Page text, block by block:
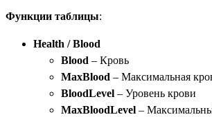
Функции таблицы:
Health / Blood
Blood – Кровь
MaxBlood – Максимальная
BloodLevel – Уровень крови
MaxBloodLevel –